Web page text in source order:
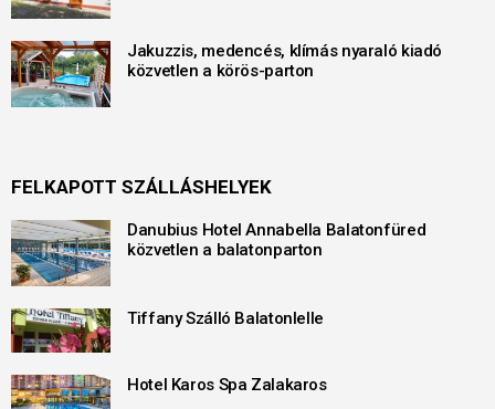
Jakuzzis, medencés, klímás nyaraló kiadó
közvetlen a körös-parton
FELKAPOTT SZÁLLÁSHELYEK
Danubius Hotel Annabella Balatonfüred
közvetlen a balatonparton
Tiffany Szálló Balatonlelle
Hotel Karos Spa Zalakaros